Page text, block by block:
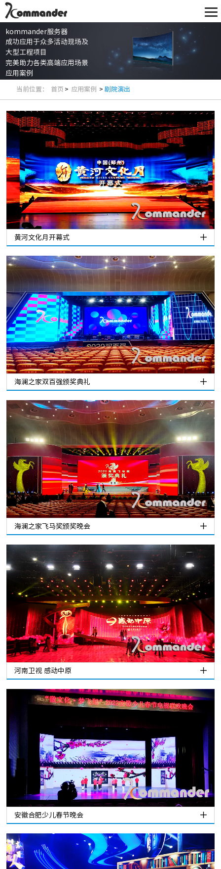
kommander服务器
成功应用于众多活动现场及
大型工程项目
完美助力各类高端应用场景
应用案例
当前位置： 首页 > 应用案例 >剧院演出
黄河文化月开幕式
海澜之家双百强颁奖典礼
海澜之家飞马奖颁奖晚会
河南卫视 感动中原
安徽合肥少儿春节晚会